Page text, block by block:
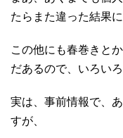
たらまた違った結果
この他にも春巻きと
だあるので、いろい
実は、事前情報で、
すが、